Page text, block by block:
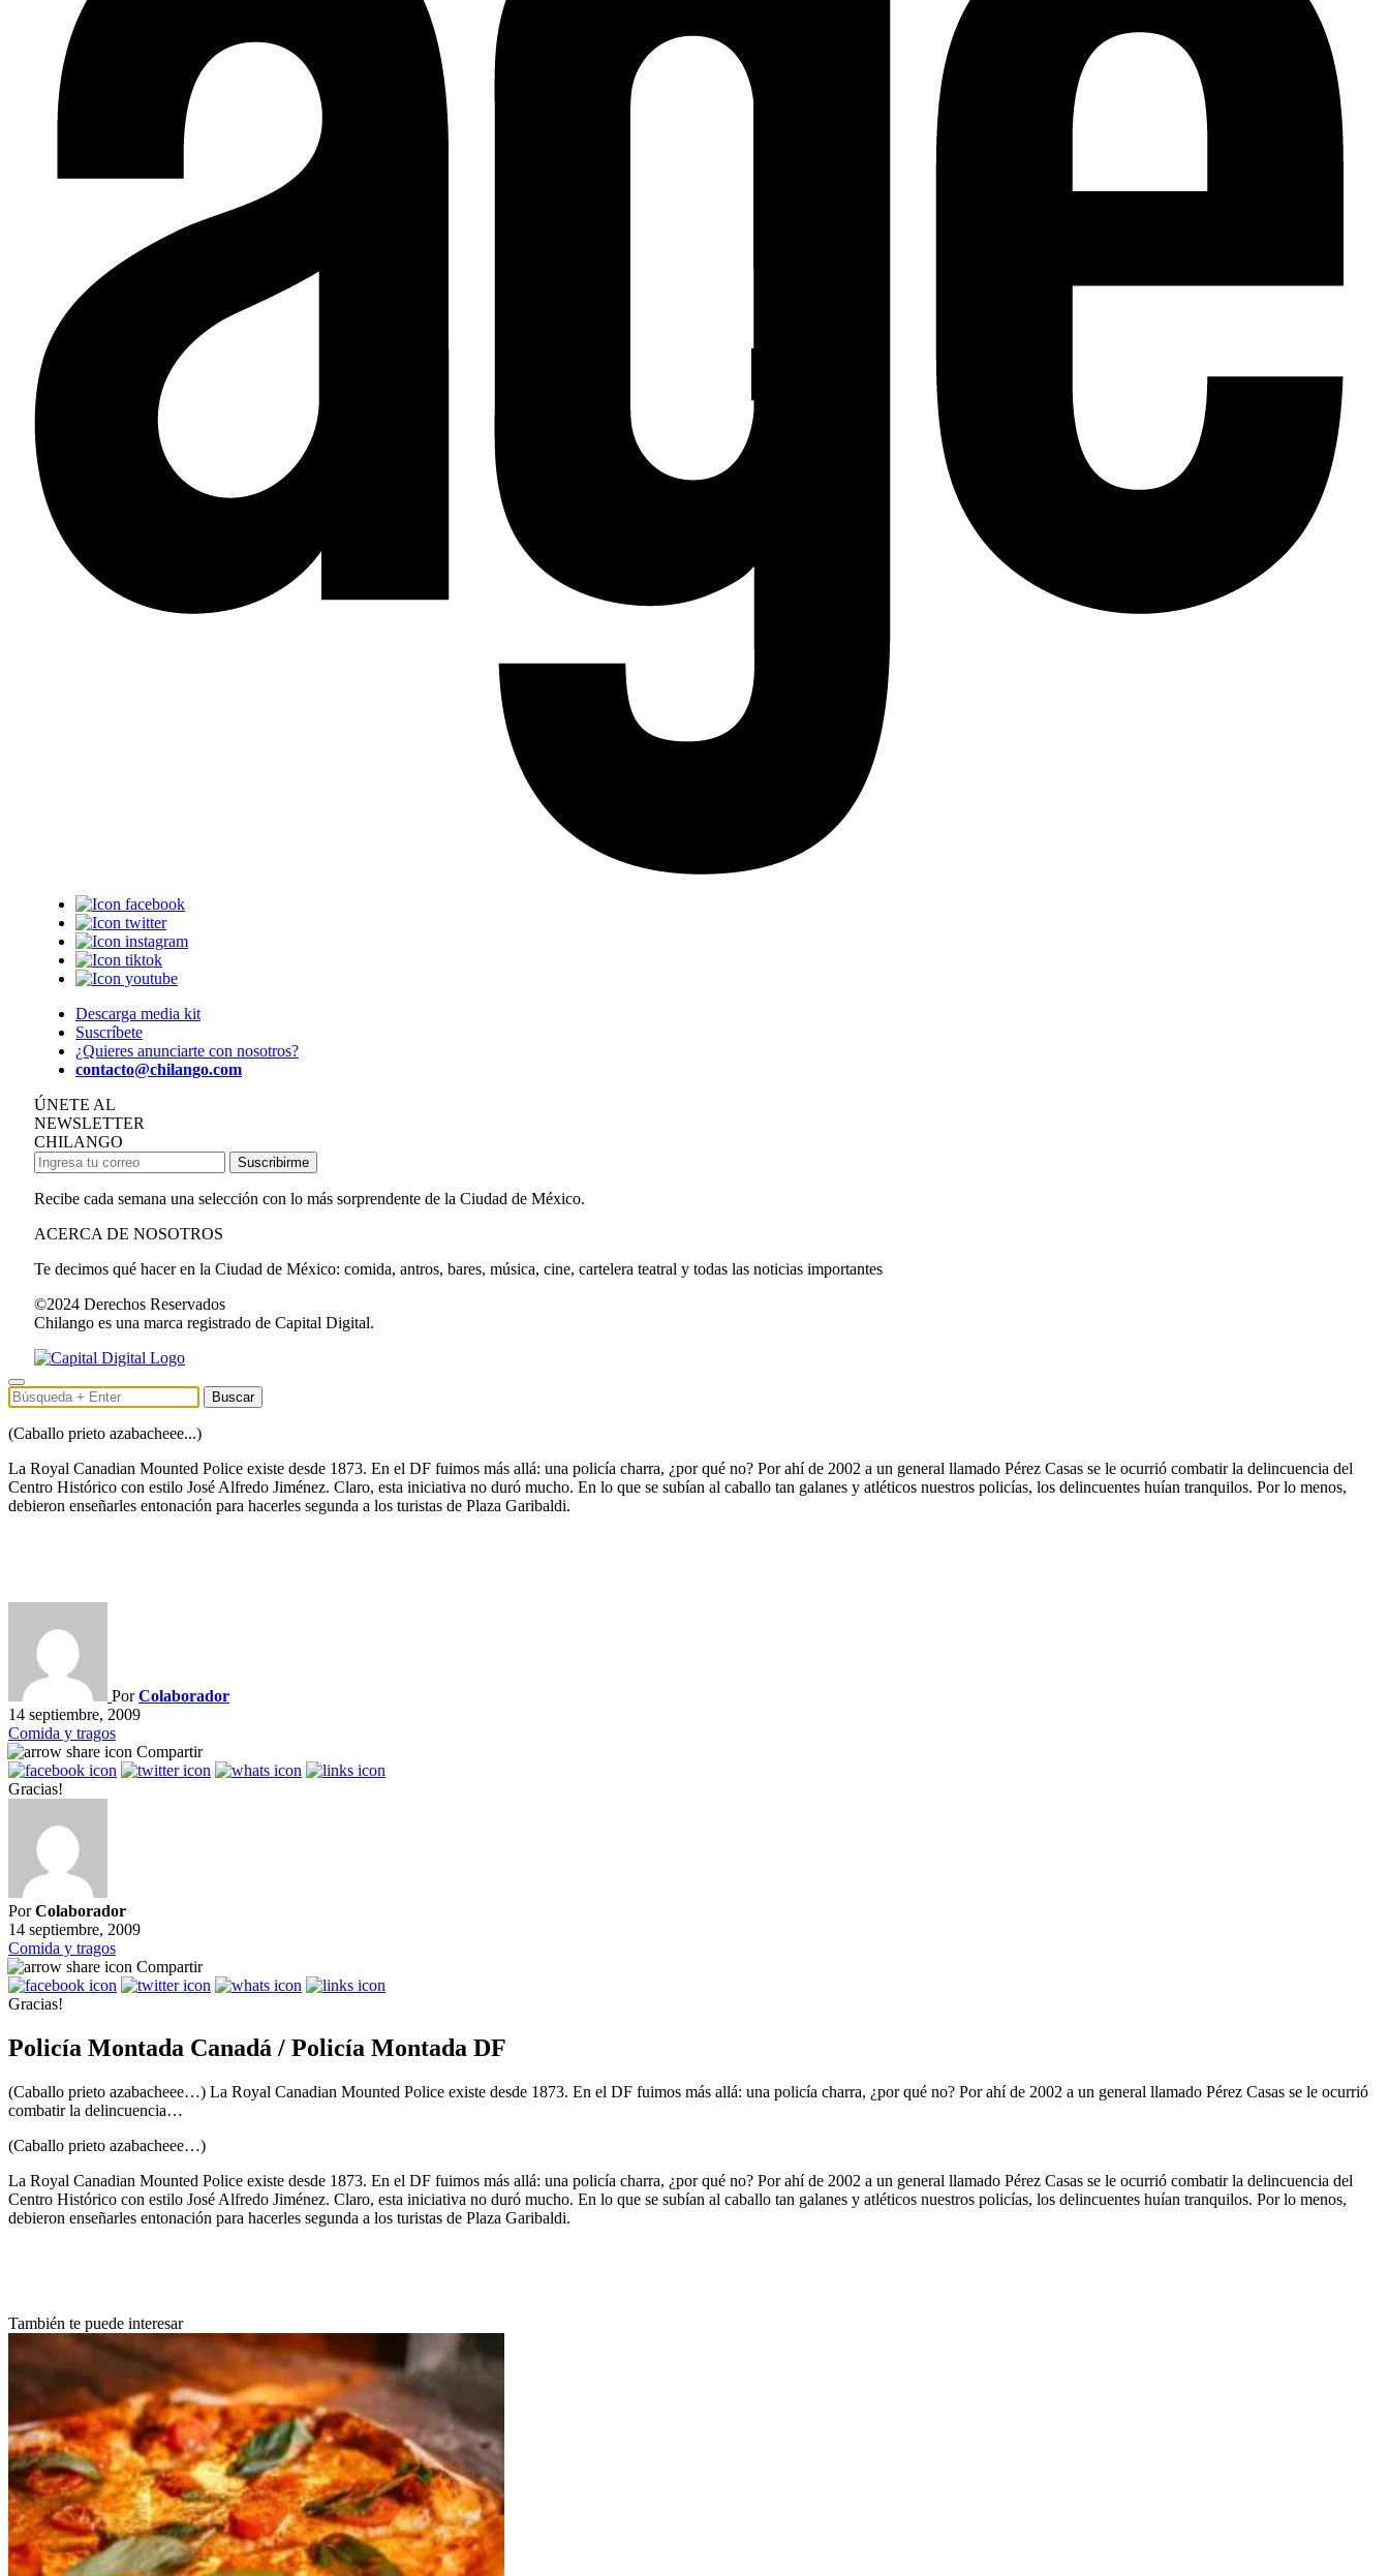
Descarga media kit
Suscríbete
¿Quieres anunciarte con nosotros?
contacto@chilango.com
ÚNETE AL
NEWSLETTER
CHILANGO
Suscribirme
Recibe cada semana una selección con lo más sorprendente de la Ciudad de México.
ACERCA DE NOSOTROS
Te decimos qué hacer en la Ciudad de México: comida, antros, bares, música, cine, cartelera teatral y todas las noticias importantes
©2024 Derechos Reservados
Chilango es una marca registrado de Capital Digital.
Buscar
(Caballo prieto azabacheee...)
La Royal Canadian Mounted Police existe desde 1873. En el DF fuimos más allá: una policía charra, ¿por qué no? Por ahí de 2002 a un general llamado Pérez Casas se le ocurrió combatir la delincuencia del
Centro Histórico con estilo José Alfredo Jiménez. Claro, esta iniciativa no duró mucho. En lo que se subían al caballo tan galanes y atléticos nuestros policías, los delincuentes huían tranquilos. Por lo menos,
debieron enseñarles entonación para hacerles segunda a los turistas de Plaza Garibaldi.
PorColaborador
14 septiembre, 2009
Comida y tragos
Compartir
Gracias!
PorColaborador
14 septiembre, 2009
Comida y tragos
Compartir
Gracias!
Policía Montada Canadá / Policía Montada DF
(Caballo prieto azabacheee…) La Royal Canadian Mounted Police existe desde 1873. En el DF fuimos más allá: una policía charra, ¿por qué no? Por ahí de 2002 a un general llamado Pérez Casas se le ocurrió
combatir la delincuencia…
(Caballo prieto azabacheee…)
La Royal Canadian Mounted Police existe desde 1873. En el DF fuimos más allá: una policía charra, ¿por qué no? Por ahí de 2002 a un general llamado Pérez Casas se le ocurrió combatir la delincuencia del
Centro Histórico con estilo José Alfredo Jiménez. Claro, esta iniciativa no duró mucho. En lo que se subían al caballo tan galanes y atléticos nuestros policías, los delincuentes huían tranquilos. Por lo menos,
debieron enseñarles entonación para hacerles segunda a los turistas de Plaza Garibaldi.
También te puede interesar